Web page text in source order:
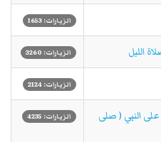
الزيارات: 1653
الليل الزيارات: 3260
الزيارات: 2124
النبي ( صلى
الزيارات: 4235